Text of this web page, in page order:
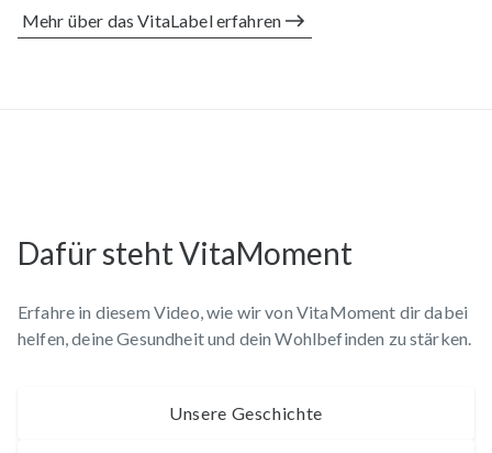
Mehr über das VitaLabel erfahren
Dafür steht VitaMoment
Erfahre in diesem Video, wie wir von VitaMoment dir dabei
helfen, deine Gesundheit und dein Wohlbefinden zu stärken.
Unsere Geschichte